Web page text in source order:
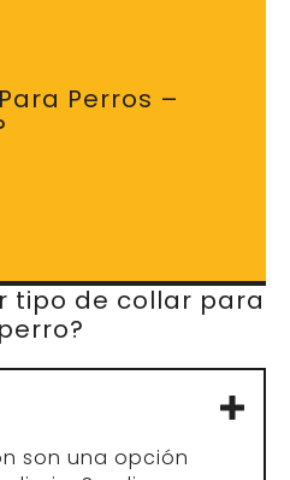
son una opción
Son ligeros,
y
son fáciles de
en una
perros activos o
Aunque son
ofrecen el mejor
tienden a tirar
paseos.